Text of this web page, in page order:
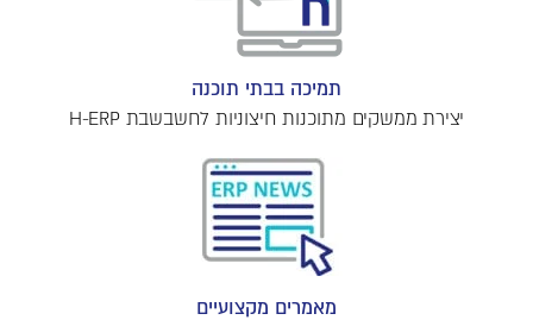
תמיכה בבתי תוכנה
יצירת ממשקים מתוכנות חיצוניות לחשבשבת H-ERP
מאמרים מקצועיים